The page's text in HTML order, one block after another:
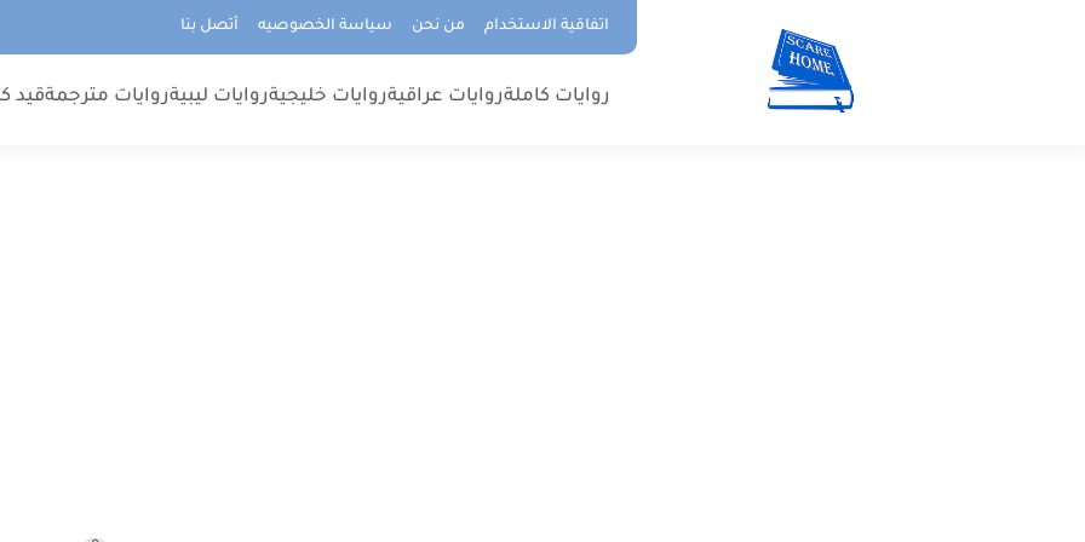
اتفاقية الاستخدام من نحن سياسة الخصوصيه أتصل بنا
روايات كاملةروايات عراقيةروايات خليجيةروايات ليبيةروايات مترجمةقيد